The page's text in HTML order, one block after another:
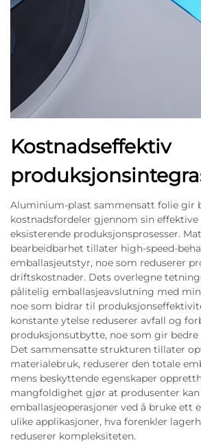
Kostnadseffektiv
Aluminium-plast sammensatt folie gir
kostnadsfordeler gjennom sin
eksisterende produksjonsprosesser.
bearbeidbarhet tillater high-speed-
emballasjeutstyr, noe som reduserer
driftskostnader. Dets overlegne
pålitelig emballasjeavslutning med
noe som bidrar til
konstante ytelse reduserer avfall og
produksjonsutbytte, noe som gir
Det sammensatte strukturen tillater
materialebruk, reduserer den totale
mens beskyttende egenskaper
mangfoldighet gjør at produsenter
emballasjeoperasjoner ved å bruke ett
ulike applikasjoner, hva forenkler
reduserer kompleksiteten.